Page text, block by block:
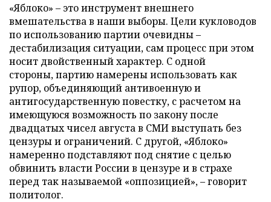
«Яблоко» – это инструмент внешнего
вмешательства в наши выборы. Цели кукловодов
по использованию партии очевидны –
дестабилизация ситуации, сам процесс при этом
носит двойственный характер. С одной
стороны, партию намерены использовать как
рупор, объединяющий антивоенную и
антигосударственную повестку, с расчетом на
имеющуюся возможность по закону после
двадцатых чисел августа в СМИ выступать без
цензуры и ограничений. С другой, «Яблоко»
намеренно подставляют под снятие с целью
обвинить власти России в цензуре и в страхе
перед так называемой «оппозицией», – говорит
политолог.